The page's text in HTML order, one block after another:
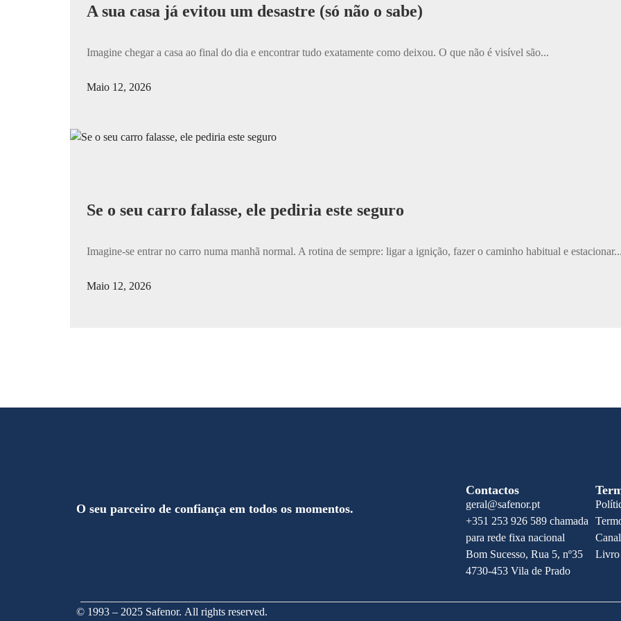
A sua casa já evitou um desastre (só não o sabe)
Imagine chegar a casa ao final do dia e encontrar tudo exatamente como deixou. O que não é visível são...
Maio 12, 2026
Se o seu carro falasse, ele pediria este seguro
Imagine-se entrar no carro numa manhã normal. A rotina de sempre: ligar a ignição, fazer o caminho habitual e
Maio 12, 2026
O seu parceiro de confiança em todos os momentos.
Contactos
geral@safenor.pt
+351 253 926 589 chamada
para rede fixa nacional
Bom Sucesso, Rua 5, nº35
4730-453 Vila de Prado
Livro
© 1993 – 2025 Safenor. All rights reserved.